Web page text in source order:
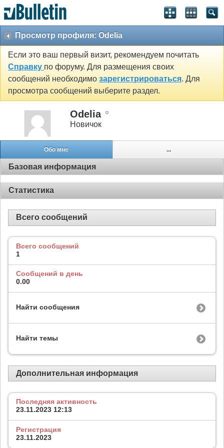
Просмотр профиля: Odelia
Если это ваш первый визит, рекомендуем почитать
Справку по форуму. Для размещения своих
сообщений необходимо зарегистрироваться. Для
просмотра сообщений выберите раздел.
Odelia
Новичок
Обо мне ...
Базовая информация
Статистика
Всего сообщений
Всего сообщений
1
Сообщений в день
0.00
Найти сообщения
Найти темы
Дополнительная информация
Последняя активность
23.11.2023 12:13
Регистрация
23.11.2023